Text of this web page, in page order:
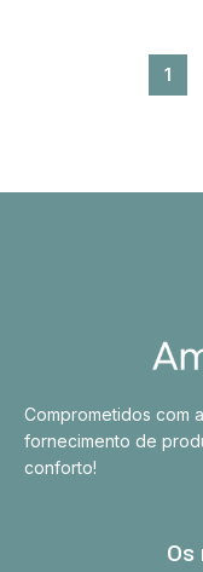
1
Comprometidos com
fornecimento de
conforto!